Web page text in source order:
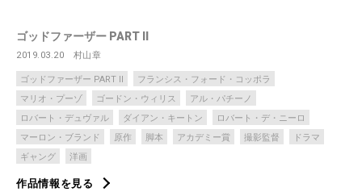
ゴッドファーザー PART II
2019.03.20 村山章
ゴッドファーザー PART II
フランシス・フォード・コッポラ
マリオ・プーゾ
ゴードン・ウィリス
アル・パチーノ
ロバート・デュヴァル
ダイアン・キートン
ロバート・デ・ニーロ
マーロン・ブランド
原作 脚本 アカデミー賞 撮影監督
ドラマ
ギャング
洋画
作品情報を見る